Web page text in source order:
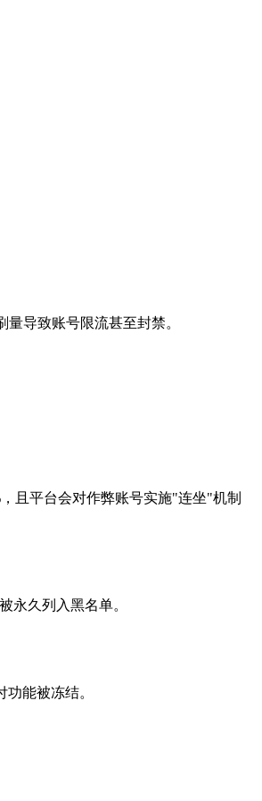
导致账号限流甚至封禁。
且平台会对作弊账号实施"连坐"机制
永久列入黑名单。
能被冻结。